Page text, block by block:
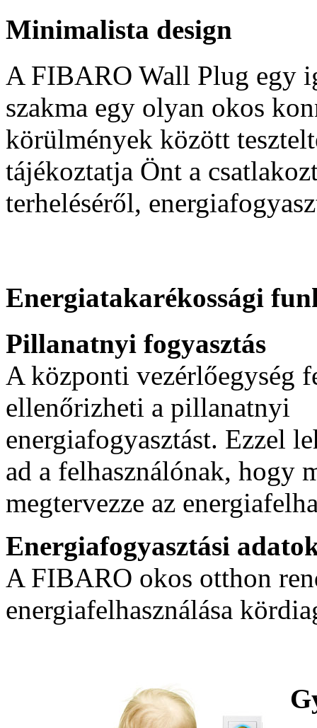
Minimalista design
A FIBARO Wall Plug egy
szakma egy olyan okos
körülmények között
tájékoztatja Önt a
terheléséről,
Energiatakarékossági
Pillanatnyi fogyasztás
A központi vezérlőegység
ellenőrizheti a pillanatnyi
energiafogyasztást. Ezzel
ad a felhasználónak, hogy
megtervezze az
Energiafogyasztási
A FIBARO okos otthon
energiafelhasználása